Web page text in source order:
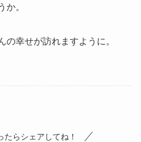
か。
の幸せが訪れますように。
たらシェアしてね！